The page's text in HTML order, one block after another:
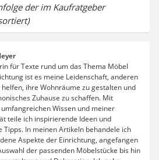
der im Kaufratgeber
für Texte rund um das Thema Möbel
ist es meine Leidenschaft, anderen
helfen, ihre Wohnräume zu gestalten und
Zuhause zu schaffen. Mit
Wissen und meiner
teile ich inspirierende Ideen und
Tipps. In meinen Artikeln behandele ich
Aspekte der Einrichtung, angefangen
der passenden Möbelstücke bis hin